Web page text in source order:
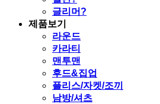
글리머?
제품보기
라운드
카라티
맨투맨
후드&집업
플리스/자켓/조끼
남방/셔츠